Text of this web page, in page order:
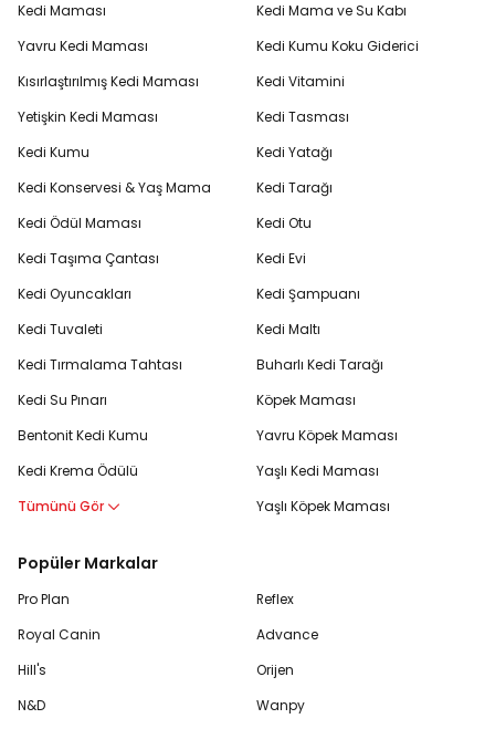
Kedi Maması
Yavru Kedi Maması
Kısırlaştırılmış Kedi Maması
Yetişkin Kedi Maması
Kedi Kumu
Kedi Konservesi & Yaş Mama
Kedi Ödül Maması
Kedi Taşıma Çantası
Kedi Oyuncakları
Kedi Tuvaleti
Kedi Tırmalama Tahtası
Kedi Su Pınarı
Bentonit Kedi Kumu
Kedi Krema Ödülü
Tümünü Gör
Kedi Mama ve Su Kabı
Kedi Kumu Koku Giderici
Kedi Vitamini
Kedi Tasması
Kedi Yatağı
Kedi Tarağı
Kedi Otu
Kedi Evi
Kedi Şampuanı
Kedi Maltı
Buharlı Kedi Tarağı
Köpek Maması
Yavru Köpek Maması
Yaşlı Kedi Maması
Yaşlı Köpek Maması
Popüler Markalar
Pro Plan
Royal Canin
Hill's
N&D
Reflex
Advance
Orijen
Wanpy